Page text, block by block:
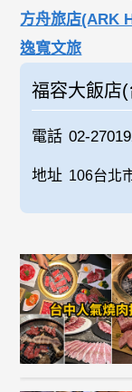
方舟旅店(ARK
逸寬文旅
福容大飯店
電話 02-
地址 106台北